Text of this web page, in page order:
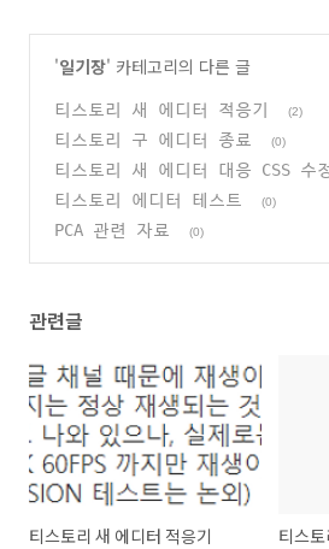
'일기장' 카테고리의 다른 글
티스토리 새 에디터 적응기 (2)
티스토리 구 에디터 종료 (0)
티스토리 새 에디터 대응 CSS 수
(진행중)
(1)
티스토리 에디터 테스트 (0)
PCA 관련 자료 (0)
관련글
티스토리 새 에디터 적응기 티스